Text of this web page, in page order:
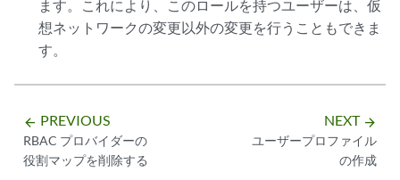
ます。これにより、このロールを持つユーザーは、仮
想ネットワークの変更以外の変更を行うこともできま
す。
arrow_backward PREVIOUS
RBAC プロバイダーの
役割マップを削除する
NEXT arrow_forward
ユーザープロファイル
の作成